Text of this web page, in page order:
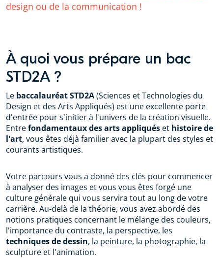
design ou de la communication !
À quoi vous prépare un bac
STD2A ?
Le baccalauréat STD2A(Sciences et Technologies du
Design et des Arts Appliqués) est une excellente porte
d'entrée pour s'initier à l'univers de la création visuelle.
Entrefondamentaux des arts appliqués et histoire de
l'art, vous êtes déjà familier avec la plupart des styles et
courants artistiques.
Votre parcours vous a donné des clés pour commencer
à analyser des images et vous vous êtes forgé une
culture générale qui vous servira tout au long de votre
carrière. Au-delà de la théorie, vous avez abordé des
notions pratiques concernant le mélange des couleurs,
l'importance du contraste, la perspective, les
techniques de dessin, la peinture, la photographie, la
sculpture et l'animation.